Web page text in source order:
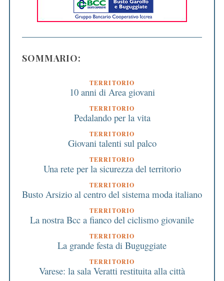
SOMMARIO:
TERRITORIO
10 anni di Area giovani
TERRITORIO
Pedalando per la vita
TERRITORIO
Giovani talenti sul palco
TERRITORIO
Una rete per la sicurezza del territorio
TERRITORIO
Busto Arsizio al centro del sistema moda italiano
TERRITORIO
La nostra Bcc a fianco del ciclismo giovanile
TERRITORIO
La grande festa di Buguggiate
TERRITORIO
Varese: la sala Veratti restituita alla città